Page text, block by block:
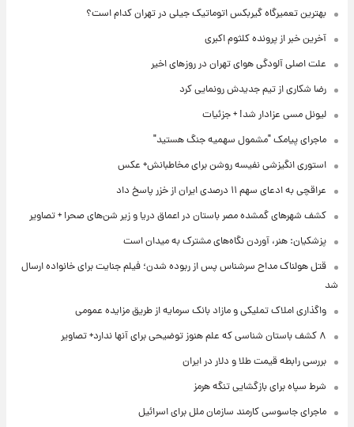
بهترین تعمیرگاه گیربکس اتوماتیک جیلی در تهران کدام است؟
آخرین خبر از پرونده کلثوم اکبری
علت اصلی آلودگی هوای تهران در روزهای اخیر
رضا شکاری از تیم جدیدش رونمایی کرد
لیونل مسی عزادار شد! + جزئیات
ماجرای پیامک "مشمول سهمیه جنگ هستید"
استوری انگیزشی نفیسه روشن برای مخاطبانش+ عکس
عراقچی به ادعای سهم ۱۱ درصدی ایران از خزر پاسخ داد
کشف شهرهای گمشده مصر باستان در اعماق دریا و زیر شن‌های صحرا + تصاویر
پزشکیان: هنر، آوردن نگاه‌های مشترک به میدان است
قتل هولناک مداح سرشناس پس از ربوده شدن؛ فیلم جنایت برای خانواده ارسال
شد
واگذاری املاک تملیکی و مازاد بانک سرمایه از طریق مزایده عمومی
۸ کشف باستان شناسی که علم هنوز توضیحی برای آنها ندارد+ تصاویر
بررسی رابطه قیمت طلا و دلار در ایران
شرط سپاه برای بازگشایی تنگه هرمز
ماجرای جاسوسی کارمند سازمان ملل برای اسرائیل